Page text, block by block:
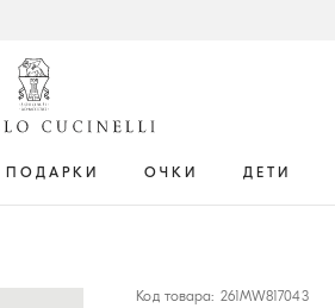
ПОДАРКИ ОЧКИ ДЕТИ
Код товара: 261MW817043